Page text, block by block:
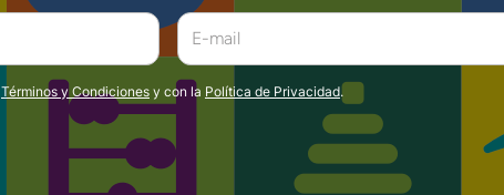
Términos y Condiciones y con la Política de Privacidad.